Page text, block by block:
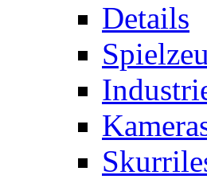
Details